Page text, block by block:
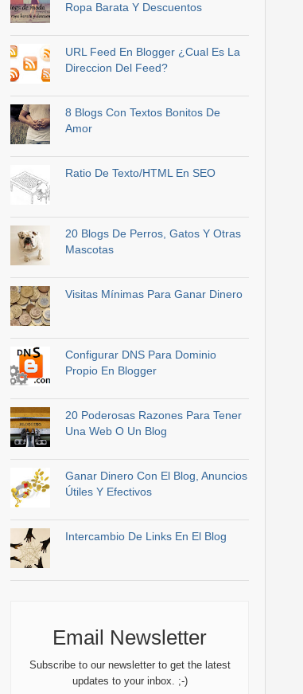
Ropa Barata Y Descuentos
URL Feed En Blogger ¿Cual Es La
Direccion Del Feed?
8 Blogs Con Textos Bonitos De
Amor
Ratio De Texto/HTML En SEO
20 Blogs De Perros, Gatos Y Otras
Mascotas
Visitas Mínimas Para Ganar Dinero
Configurar DNS Para Dominio
Propio En Blogger
20 Poderosas Razones Para Tener
Una Web O Un Blog
Ganar Dinero Con El Blog, Anuncios
Útiles Y Efectivos
Intercambio De Links En El Blog
Email Newsletter
Subscribe to our newsletter to get the latest
updates to your inbox. ;-)